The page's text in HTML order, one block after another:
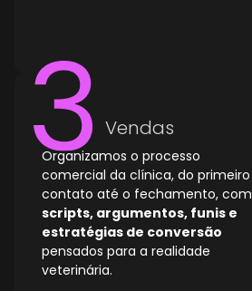
Vendas
Organizamos o processo
comercial da clínica, do primeiro
contato até o fechamento, com
scripts, argumentos, funis e
estratégias de conversão
pensados para a realidade
veterinária.